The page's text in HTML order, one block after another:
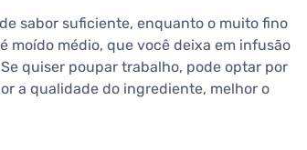
sabor suficiente, enquanto o muito fino
moído médio, que você deixa em infusão
quiser poupar trabalho, pode optar por
a qualidade do ingrediente, melhor o